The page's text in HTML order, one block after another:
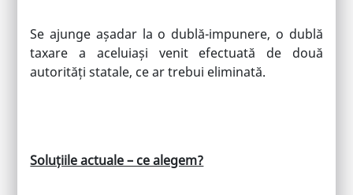
Se ajunge așadar la o dublă-impunere, o dublă
taxare a aceluiași venit efectuată de două
autorități statale, ce ar trebui eliminată.
Soluțiile actuale – ce alegem?